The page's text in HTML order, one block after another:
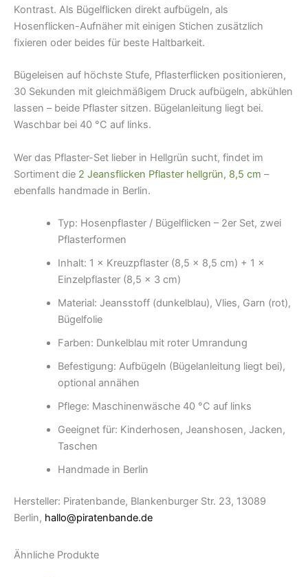
Kontrast. Als Bügelflicken direkt aufbügeln, als
Hosenflicken-Aufnäher mit einigen Stichen zusätzlich
fixieren oder beides für beste Haltbarkeit.
Bügeleisen auf höchste Stufe, Pflasterflicken positionieren,
30 Sekunden mit gleichmäßigem Druck aufbügeln, abkühlen
lassen – beide Pflaster sitzen. Bügelanleitung liegt bei.
Waschbar bei 40 °C auf links.
Wer das Pflaster-Set lieber in Hellgrün sucht, findet im
Sortiment die 2 Jeansflicken Pflaster hellgrün, 8,5 cm –
ebenfalls handmade in Berlin.
Typ: Hosenpflaster / Bügelflicken – 2er Set, zwei
Pflasterformen
Inhalt: 1 × Kreuzpflaster (8,5 × 8,5 cm) + 1 ×
Einzelpflaster (8,5 × 3 cm)
Material: Jeansstoff (dunkelblau), Vlies, Garn (rot),
Bügelfolie
Farben: Dunkelblau mit roter Umrandung
Befestigung: Aufbügeln (Bügelanleitung liegt bei),
optional annähen
Pflege: Maschinenwäsche 40 °C auf links
Geeignet für: Kinderhosen, Jeanshosen, Jacken,
Taschen
Handmade in Berlin
Hersteller: Piratenbande, Blankenburger Str. 23, 13089
Berlin, hallo@piratenbande.de
Ähnliche Produkte